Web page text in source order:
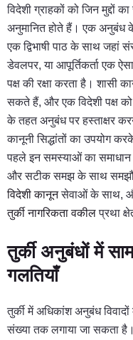
विदेशी ग्राहकों को जिन मुद्दों
अनुमानित होते हैं। एक अनुबंध
एक द्विभाषी पाठ के साथ जहां
डेवलपर, या आपूर्तिकर्ता एक
पक्ष की रक्षा करता है। शासी
सकते हैं, और एक विदेशी पक्ष
के तहत अनुबंध पर हस्ताक्षर
कानूनी सिद्धांतों का उपयोग
पहले इन समस्याओं का
और सटीक समझ के साथ
विदेशी कानूनसेवाओं के साथ,
तुर्की नागरिकता वकीलप्रथा
तुर्की अनुबंधों में
गलतियाँ
तुर्की में अधिकांश अनुबंध
संख्या तक लगाया जा सकता